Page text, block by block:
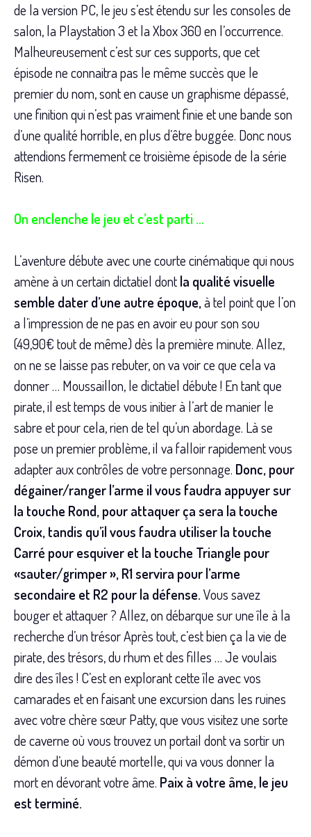
de la version PC, le jeu s’est étendu sur les consoles de
salon, la Playstation 3 et la Xbox 360 en l’occurrence.
Malheureusement c’est sur ces supports, que cet
épisode ne connaitra pas le même succès que le
premier du nom, sont en cause un graphisme dépassé,
une finition qui n’est pas vraiment finie et une bande son
d’une qualité horrible, en plus d’être buggée. Donc nous
attendions fermement ce troisième épisode de la série
Risen.
On enclenche le jeu et c’est parti …
L’aventure débute avec une courte cinématique qui nous
amène à un certain dictatiel dontla qualité visuelle
semble dater d’une autre époque,à tel point que l’on
a l’impression de ne pas en avoir eu pour son sou
(49,90€ tout de même) dès la première minute. Allez,
on ne se laisse pas rebuter, on va voir ce que cela va
donner … Moussaillon, le dictatiel débute ! En tant que
pirate, il est temps de vous initier à l’art de manier le
sabre et pour cela, rien de tel qu’un abordage. Là se
pose un premier problème, il va falloir rapidement vous
adapter aux contrôles de votre personnage. Donc, pour
dégainer/ranger l’arme il vous faudra appuyer sur
la touche Rond, pour attaquer ça sera la touche
Croix, tandis qu’il vous faudra utiliser la touche
Carré pour esquiver et la touche Triangle pour
«sauter/grimper », R1 servira pour l’arme
secondaire et R2 pour la défense.Vous savez
bouger et attaquer ? Allez, on débarque sur une île à la
recherche d’un trésor Après tout, c’est bien ça la vie de
pirate, des trésors, du rhum et des filles … Je voulais
dire des îles ! C’est en explorant cette île avec vos
camarades et en faisant une excursion dans les ruines
avec votre chère sœur Patty, que vous visitez une sorte
de caverne où vous trouvez un portail dont va sortir un
démon d’une beauté mortelle, qui va vous donner la
mort en dévorant votre âme. Paix à votre âme, le jeu
est terminé.